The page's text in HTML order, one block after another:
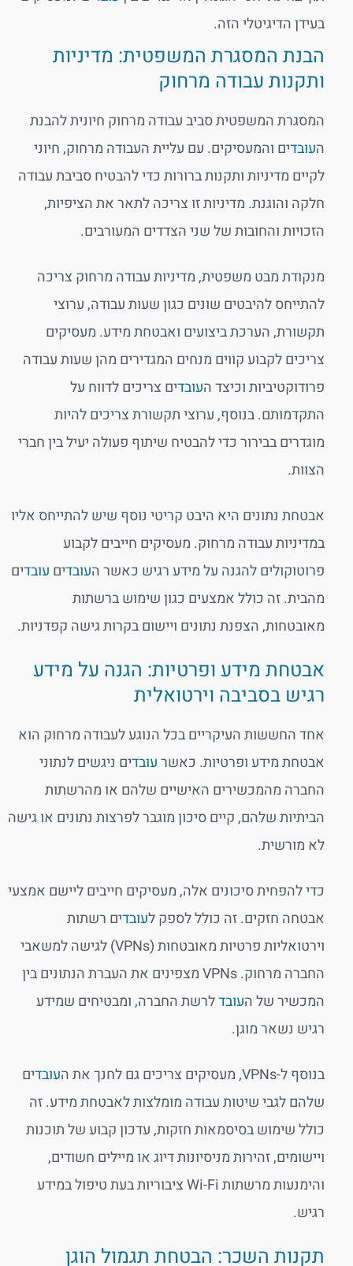
בעידן הדיגיטלי הזה.
הבנת המסגרת המשפטית: מדיניות
ותקנות עבודה מרחוק
המסגרת המשפטית סביב עבודה מרחוק חיונית להבנת
העובדים והמעסיקים. עם עליית העבודה מרחוק, חיוני
לקיים מדיניות ותקנות ברורות כדי להבטיח סביבת עבודה
חלקה והוגנת. מדיניות זו צריכה לתאר את הציפיות,
הזכויות והחובות של שני הצדדים המעורבים.
מנקודת מבט משפטית, מדיניות עבודה מרחוק צריכה
להתייחס להיבטים שונים כגון שעות עבודה, ערוצי
תקשורת, הערכת ביצועים ואבטחת מידע. מעסיקים
צריכים לקבוע קווים מנחים המגדירים מהן שעות עבודה
פרודוקטיביות וכיצד העובדים צריכים לדווח על
התקדמותם. בנוסף, ערוצי תקשורת צריכים להיות
מוגדרים בבירור כדי להבטיח שיתוף פעולה יעיל בין חברי
הצוות.
אבטחת נתונים היא היבט קריטי נוסף שיש להתייחס אליו
במדיניות עבודה מרחוק. מעסיקים חייבים לקבוע
פרוטוקולים להגנה על מידע רגיש כאשר העובדיםעובדים
מהבית. זה כולל אמצעים כגון שימוש ברשתות
מאובטחות, הצפנת נתונים ויישום בקרות גישה קפדניות.
אבטחת מידע ופרטיות: הגנה על מידע
רגיש בסביבה וירטואלית
אחד החששות העיקריים בכל הנוגע לעבודה מרחוק הוא
אבטחת מידע ופרטיות. כאשרעובדים ניגשים לנתוני
החברה מהמכשירים האישיים שלהם או מהרשתות
הביתיות שלהם, קיים סיכון מוגבר לפרצות נתונים או גישה
לא מורשית.
כדי להפחית סיכונים אלה, מעסיקים חייבים ליישם אמצעי
אבטחה חזקים. זה כולל לספק לעובדים רשתות
וירטואליות פרטיות מאובטחות (VPNs) לגישה למשאבי
החברה מרחוק. VPNs מצפינים את העברת הנתונים בין
המכשיר של העובדלרשת החברה, ומבטיחים שמידע
רגיש נשאר מוגן.
בנוסף ל-VPNs, מעסיקים צריכים גם לחנך את ה עובדים
שלהם לגבי שיטות עבודה מומלצות לאבטחת מידע. זה
כולל שימוש בסיסמאות חזקות, עדכון קבוע של תוכנות
ויישומים, זהירות מניסיונות דיוג או מיילים חשודים,
והימנעות מרשתות Wi-Fi ציבוריות בעת טיפול במידע
רגיש.
תקנות השכר: הבטחת תגמול הוגן